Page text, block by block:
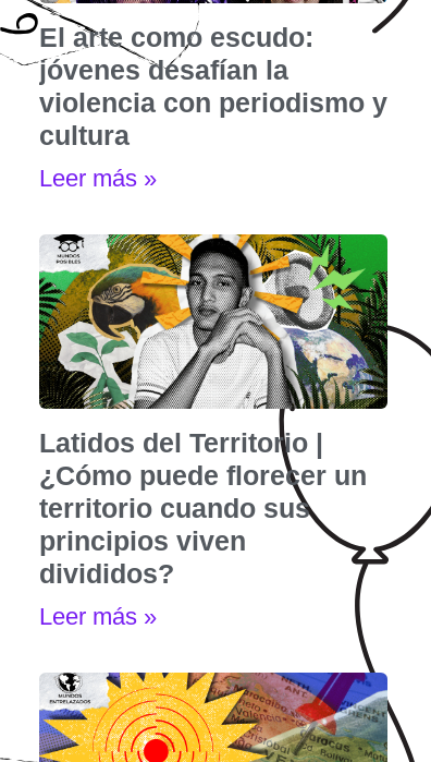
El arte como escudo:
jóvenes desafían la
violencia con periodismo y
cultura
Leer más »
Latidos del Territorio |
¿Cómo puede florecer un
territorio cuando sus
principios viven
divididos?
Leer más »